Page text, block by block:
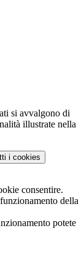
si avvalgono di
illustrate nella
i cookies
consentire.
della
potete